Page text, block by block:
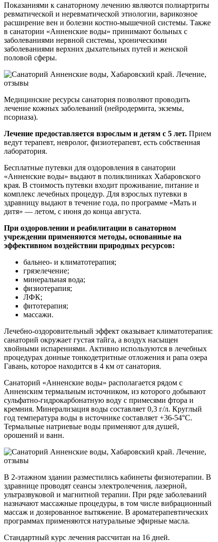
Показаниями к санаторному лечению являются полиартриты
ревматической и неревматической этиологии, варикозное
расширение вен и болезни костно-мышечной системы. Также
в санатории «Анненские воды» принимают больных с
заболеваниями нервной системы, хроническими
заболеваниями верхних дыхательных путей и женской
половой сферы.
Медицинские ресурсы санатория позволяют проводить
лечение кожных заболеваний (нейродермита, экземы,
псориаза).
Лечение предоставляется взрослым и детям с 5 лет. Прием
ведут терапевт, невролог, физиотерапевт, есть собственная
лаборатория.
Бесплатные путевки для оздоровления в санатории
«Анненские воды» выдают в поликлиниках Хабаровского
края. В стоимость путевки входит проживание, питание и
комплекс лечебных процедур. Для взрослых путевки в
здравницу выдают в течение года, по программе «Мать и
дитя» — летом, с июня до конца августа.
При оздоровлении и реабилитации в санаторном
учреждении применяются методы, основанные на
эффективном воздействии природных ресурсов:
бальнео- и климатотерапия;
грязелечение;
минеральная вода;
физиотерапия;
ЛФК;
фитотерапия;
массажи.
Лечебно-оздоровительный эффект оказывает климатотерапия:
санаторий окружает густая тайга, а воздух насыщен
хвойными испарениями. Активно используются в лечебных
процедурах донные тонкодетритные отложения и рапа озера
Гавань, которое находится в 4 км от санатория.
Санаторий «Анненские воды» располагается рядом с
Анненским термальным источником, из которого добывают
сульфатно-гидрокарбонатную воду с примесями фтора и
кремния. Минерализация воды составляет 0,3 г/л. Круглый
год температура воды в источнике составляет +36-54°С.
Термальные натриевые воды применяют для душей,
орошений и ванн.
В 2-этажном здании разместились кабинеты физиотерапии. В
здравнице проводят сеансы электролечения, лазерной,
ультразвуковой и магнитной терапии. При ряде заболеваний
назначают массажные процедуры, в том числе вибрационный
массаж и дозированное вытяжение. В ароматерапевтических
программах применяются натуральные эфирные масла.
Стандартный курс лечения рассчитан на 16 дней.